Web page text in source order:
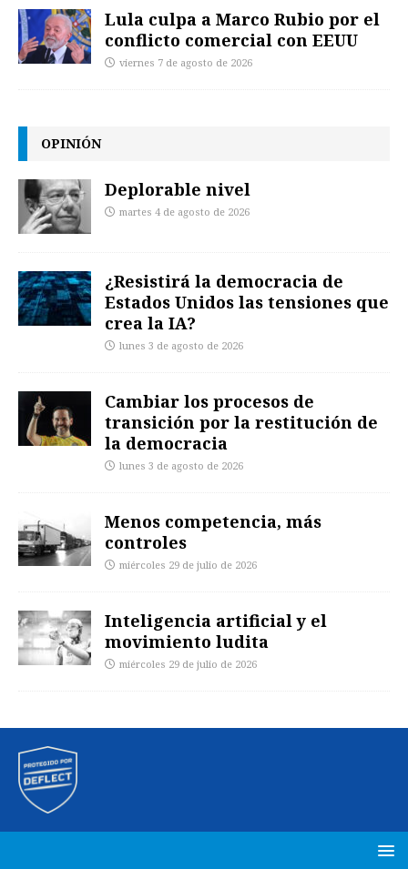
Lula culpa a Marco Rubio por el
conflicto comercial con EEUU
viernes 7 de agosto de 2026
OPINIÓN
Deplorable nivel
martes 4 de agosto de 2026
¿Resistirá la democracia de
Estados Unidos las tensiones que
crea la IA?
lunes 3 de agosto de 2026
Cambiar los procesos de
transición por la restitución de
la democracia
lunes 3 de agosto de 2026
Menos competencia, más
controles
miércoles 29 de julio de 2026
Inteligencia artificial y el
movimiento ludita
miércoles 29 de julio de 2026